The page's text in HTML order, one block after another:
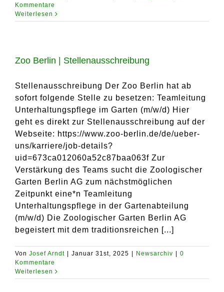
Kommentare
Weiterlesen
Zoo Berlin | Stellenausschreibung
Stellenausschreibung Der Zoo Berlin hat ab
sofort folgende Stelle zu besetzen: Teamleitung
Unterhaltungspflege im Garten (m/w/d) Hier
geht es direkt zur Stellenausschreibung auf der
Webseite: https://www.zoo-berlin.de/de/ueber-
uns/karriere/job-details?
uid=673ca012060a52c87baa063f Zur
Verstärkung des Teams sucht die Zoologischer
Garten Berlin AG zum nächstmöglichen
Zeitpunkt eine*n Teamleitung
Unterhaltungspflege in der Gartenabteilung
(m/w/d) Die Zoologischer Garten Berlin AG
begeistert mit dem traditionsreichen [...]
Von Josef Arndt Januar 31st, 2025 Newsarchiv
0
Kommentare
Weiterlesen